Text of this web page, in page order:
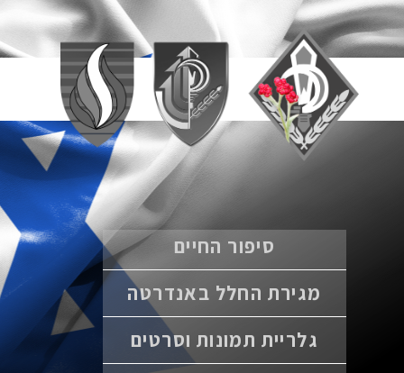
סיפור החיים
מגירת החלל באנדרטה
גלריית תמונות וסרטים